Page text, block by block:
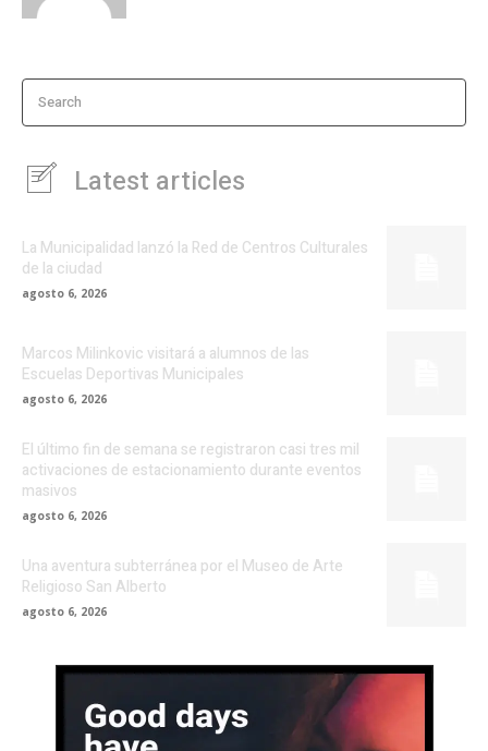
Search
Latest articles
La Municipalidad lanzó la Red de Centros Culturales
de la ciudad
agosto 6, 2026
Marcos Milinkovic visitará a alumnos de las
Escuelas Deportivas Municipales
agosto 6, 2026
El último fin de semana se registraron casi tres mil
activaciones de estacionamiento durante eventos
masivos
agosto 6, 2026
Una aventura subterránea por el Museo de Arte
Religioso San Alberto
agosto 6, 2026